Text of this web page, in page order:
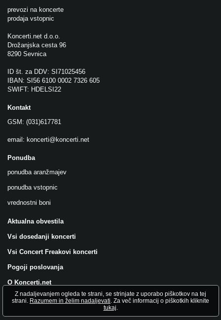
prevozi na koncerte
prodaja vstopnic
Koncerti.net d.o.o.
Drožanjska cesta 96
8290 Sevnica
ID št. za DDV: SI71025456
IBAN: SI56 6100 0002 7326 605
SWIFT: HDELSI22
Kontakt
GSM: (031)617781
email: koncerti@koncerti.net
Ponudba
ponudba aranžmajev
ponudba vstopnic
vrednostni boni
Aktualna obvestila
Vsi dosedanji koncerti
Vsi Concert Freakovi koncerti
Pogoji poslovanja
O Koncerti.net
Všečkajte nas na FB!
Z nadaljevanjem ogleda te strani, se strinjate z uporabo piškotkov na tej
strani. Razumem in želim nadaljevati. Za več informacij o piškotkih kliknite
tukaj.